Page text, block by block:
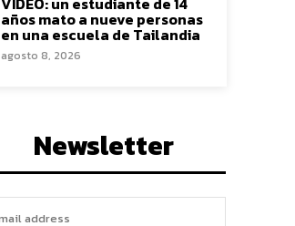
años mato a nueve personas
en una escuela de Tailandia
agosto 8, 2026
Newsletter